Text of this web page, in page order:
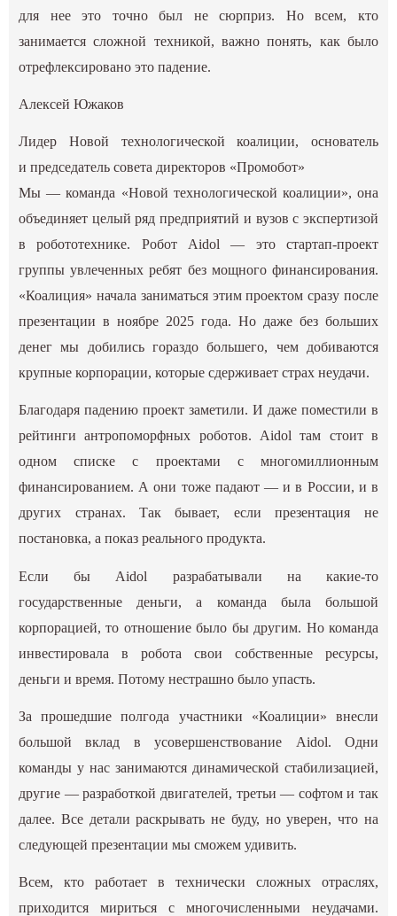
для нее это точно был не сюрприз. Но всем, кто
занимается сложной техникой, важно понять, как было
отрефлексировано это падение.
Алексей Южаков
Лидер Новой технологической коалиции, основатель
и председатель совета директоров «Промобот»
Мы — команда «Новой технологической коалиции», она
объединяет целый ряд предприятий и вузов с экспертизой
в робототехнике. Робот Aidol — это стартап-проект
группы увлеченных ребят без мощного финансирования.
«Коалиция» начала заниматься этим проектом сразу после
презентации в ноябре 2025 года. Но даже без больших
денег мы добились гораздо большего, чем добиваются
крупные корпорации, которые сдерживает страх неудачи.
Благодаря падению проект заметили. И даже поместили в
рейтинги антропоморфных роботов. Aidol там стоит в
одном списке с проектами с многомиллионным
финансированием. А они тоже падают — и в России, и в
других странах. Так бывает, если презентация не
постановка, а показ реального продукта.
Если бы Aidol разрабатывали на какие-то
государственные деньги, а команда была большой
корпорацией, то отношение было бы другим. Но команда
инвестировала в робота свои собственные ресурсы,
деньги и время. Потому нестрашно было упасть.
За прошедшие полгода участники «Коалиции» внесли
большой вклад в усовершенствование Aidol. Одни
команды у нас занимаются динамической стабилизацией,
другие — разработкой двигателей, третьи — софтом и так
далее. Все детали раскрывать не буду, но уверен, что на
следующей презентации мы сможем удивить.
Всем, кто работает в технически сложных отраслях,
приходится мириться с многочисленными неудачами.